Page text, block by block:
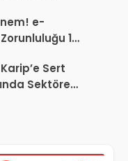
e-
1
Sert
Sektöre